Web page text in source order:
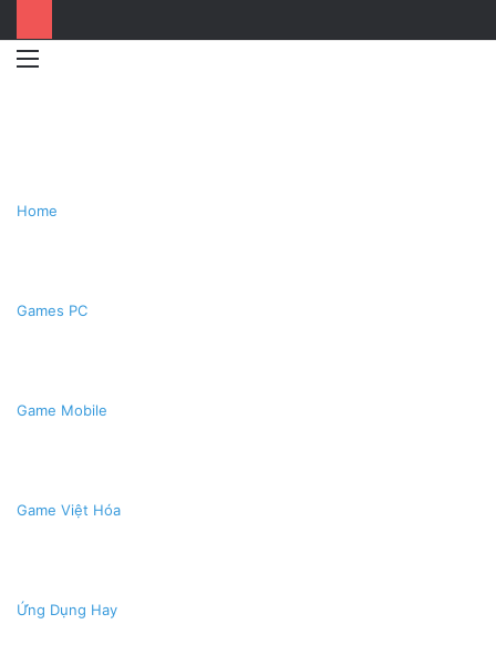
Home
Games PC
Game Mobile
Game Việt Hóa
Ứng Dụng Hay